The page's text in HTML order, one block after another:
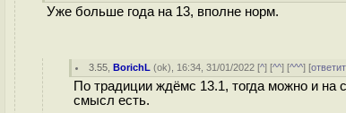
Уже больше года на 13, вполне норм.
3.55 ,BorichL (ok), 16:34, 31/01/2022 [^] [^^] [^^^] [
По традиции ждёмс 13.1, тогда можно и на
смысл есть.